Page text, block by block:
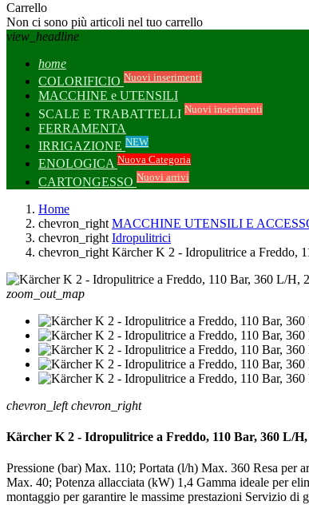
Carrello
Non ci sono più articoli nel tuo carrello
view_headline
home
COLORIFICIO Nuovi inserimenti
MACCHINE e UTENSILI
SCALE E TRABATTELLI Nuovi inserimenti
FERRAMENTA
IRRIGAZIONE NEW
ENOLOGICA Nuova Categoria
CARTONGESSO Nuovi arrivi
Home
chevron_right MACCHINE UTENSILI E
chevron_right Idropulitrici
chevron_right Kärcher K 2 - Idropulitrice a Freddo,
zoom_out_map
chevron_left chevron_right
Kärcher K 2 - Idropulitrice a Freddo, 110 Bar, 360 L/
Pressione (bar) Max. 110; Portata (l/h) Max. 360 Resa per
Max. 40; Potenza allacciata (kW) 1,4 Gamma ideale per
montaggio per garantire le massime prestazioni Servizio